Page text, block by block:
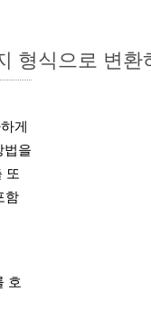
형식으로 변
게
법을
또
함
호